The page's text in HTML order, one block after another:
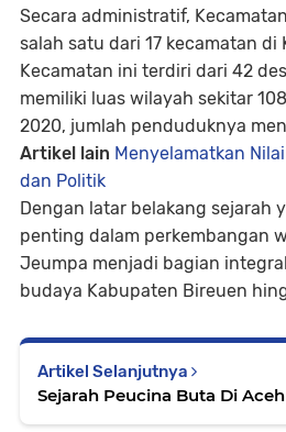
Secara administratif,
salah satu dari 17 kecamatan di
Kecamatan ini terdiri dari 42
memiliki luas wilayah sekitar
2020, jumlah penduduknya
Artikel lain Menyelamatkan
dan Politik
Dengan latar belakang sejarah
penting dalam perkembangan
Jeumpa menjadi bagian
budaya Kabupaten Bireuen
Artikel Selanjutnya
Sejarah Peucina Buta Di Aceh